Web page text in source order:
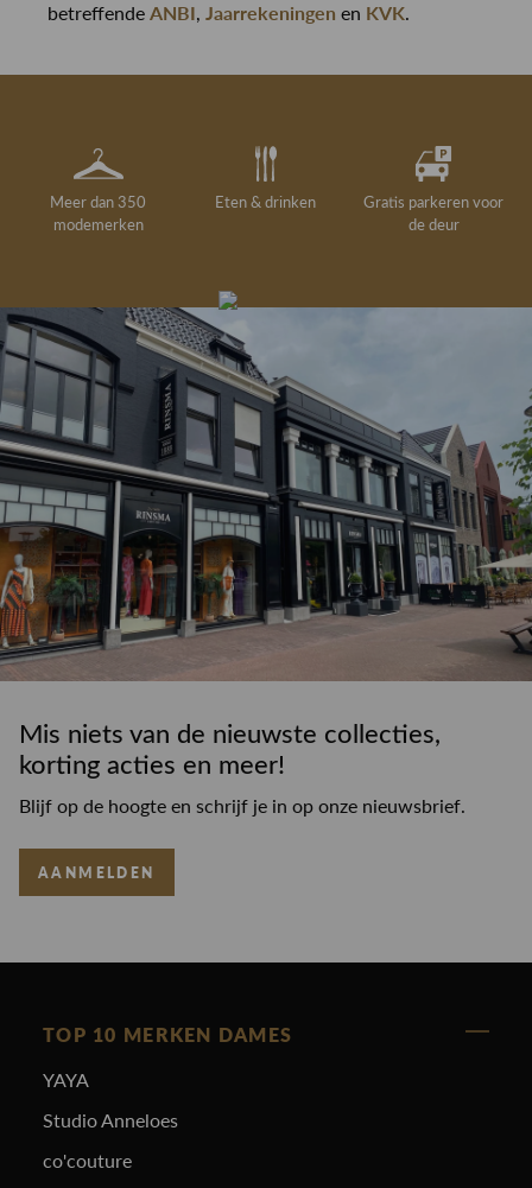
betreffende ANBI, Jaarrekeningen en KVK.
Meer dan 350
modemerken
Eten & drinken
Gratis parkeren voor
de deur
drankje
Gratis retourneren in
de winkel
Deskundig
kledingadvies
Mis niets van de nieuwste collecties,
korting acties en meer!
Blijf op de hoogte en schrijf je in op onze nieuwsbrief.
AANMELDEN
TOP 10 MERKEN DAMES
YAYA
Studio Anneloes
co'couture